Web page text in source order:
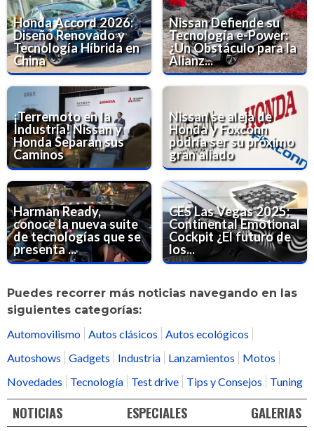
Honda Accord 2026:
Diseño Renovado y
Tecnología Híbrida en
China
Nissan Defiende su
Tecnología e-Power:
¿Un Obstáculo para la
Alianz...
¡Terremoto en la
Industria! Nissan y
Honda Separan sus
Caminos
Nissan se aleja de
Honda y Foxconn
podría ser su próximo
gran aliado
Harman Ready,
conoce la nueva suite
de tecnologías que se
presenta ...
CES Las Vegas 2025:
Continental Emotional
Cockpit ¿El futuro de
los...
Puedes recorrer más noticias navegando en las
siguientes categorías:
Automovilismo
Autos clásicos
Autos ecológicos
Autoshows
Gadgets Industria Lanzamientos
Motos
Novedades
Tecnología Test drive Tips y Consejos Tuning
NOTICIAS ESPECIALES GALERIAS